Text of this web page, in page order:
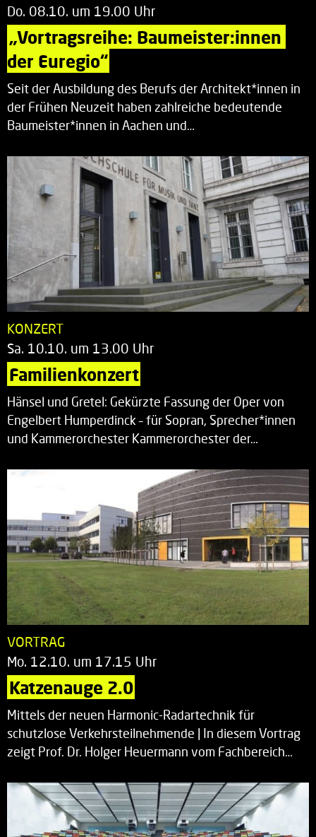
Do. 08.10. um 19.00 Uhr
„Vortragsreihe: Baumeister:innen
der Euregio“
Seit der Ausbildung des Berufs der Architekt*innen in
der Frühen Neuzeit haben zahlreiche bedeutende
Baumeister*innen in Aachen und…
KONZERT
Sa. 10.10. um 13.00 Uhr
Familienkonzert
Hänsel und Gretel: Gekürzte Fassung der Oper von
Engelbert Humperdinck – für Sopran, Sprecher*innen
und Kammerorchester Kammerorchester der…
VORTRAG
Mo. 12.10. um 17.15 Uhr
Katzenauge 2.0
Mittels der neuen Harmonic-Radartechnik für
schutzlose Verkehrsteilnehmende | In diesem Vortrag
zeigt Prof. Dr. Holger Heuermann vom Fachbereich…